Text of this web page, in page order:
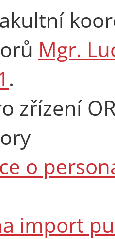
Mgr.
.
zřízení
o
import